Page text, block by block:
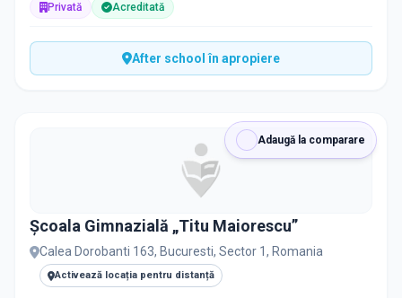
Privată Acreditată
After school în apropiere
Adaugă la comparare
Școala Gimnazială „Titu Maiorescu”
Calea Dorobanti 163, Bucuresti, Sector 1, Romania
Activează locația pentru distanță